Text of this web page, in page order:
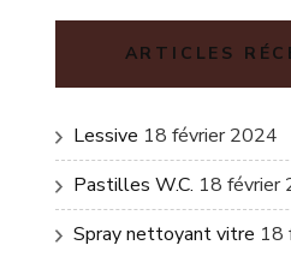
ARTICLES
Lessive 18 février 2024
Pastilles W.C. 18 février
Spray nettoyant vitre 18